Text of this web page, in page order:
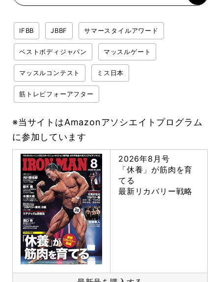
IFBB JBBF サマースタイルアワード
ベストボディジャパン マッスルゲート
マッスルコンテスト ミス日本
筋トレビフォーアフター
※当サイトはAmazonアソシエイトプログラム
に参加しています
2026年8月号
「休養」が筋肉を育
てる
最新リカバリー戦略